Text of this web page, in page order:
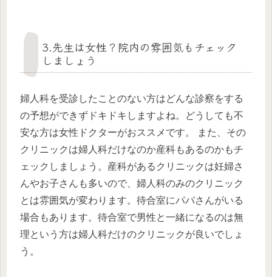
3.先生は女性？院内の雰囲気もチェック
しましょう
婦人科を受診したことのない方はどんな診察をする
の予想ができずドキドキしますよね。どうしても不
安な方は女性ドクターがおススメです。 また、その
クリニックは婦人科だけなのか産科もあるのかもチ
ェックしましょう。産科があるクリニックは妊婦さ
んやお子さんも多いので、婦人科のみのクリニック
とは雰囲気が変わります。待合室にパパさんがいる
場合もあります。待合室で男性と一緒になるのは無
理という方は婦人科だけのクリニックが良いでしょ
う。